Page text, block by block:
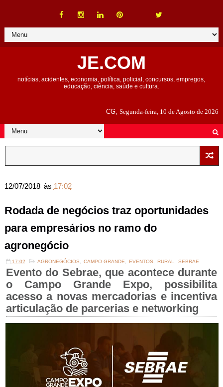
JE.COM
notícias, acidentes, economia, política, policial, concursos, empregos,
educação, ciência, saúde e cultura.
CG,Segunda-feira, 10 de Agosto de 2026
12/07/2018 às 17:02
Rodada de negócios traz oportunidades
para empresários no ramo do
agronegócio
17:02 AGRONEGÓCIOS CAMPO GRANDE EVENTOS RURAL SEBRAE
Evento do Sebrae, que acontece durante
o Campo Grande Expo, possibilita
acesso a novas mercadorias e incentiva
articulação de parcerias e networking